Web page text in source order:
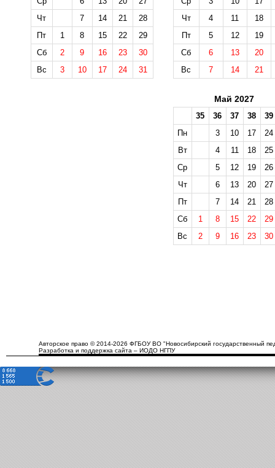
Чт
7 14 21
28
Пт
1 8 15 22
29
Сб
2 9 16 23
30
Вс
3 10 17 24 31
Чт
4 11
18
Пт
5 12
19
Сб
6 13
20
Вс
7 14 21
Май 2027
35 36 37 38
39
Пн
3 10 17
24
Вт
4 11 18
25
Ср
5 12 19
26
Чт
6 13 20
27
Пт
7 14 21
28
Сб
1 8 15 22
29
Вс
2 9 16 23 30
Авторское право © 2014-2026 ФГБОУ ВО "Новосибирский государственный
Разработка и поддержка сайта – ИОДО НГПУ